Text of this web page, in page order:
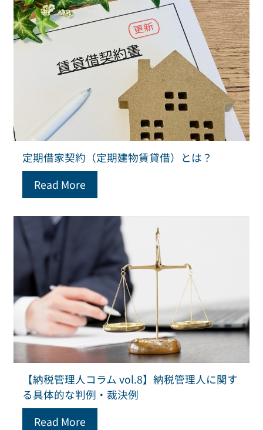
定期借家契約（定期建物賃貸借）とは？
Read More
【納税管理人コラム vol.8】納税管理人に関す
る具体的な判例・裁決例
Read More